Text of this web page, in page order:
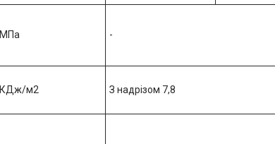
МПа -
КДж/м2 З надрізом 7,8